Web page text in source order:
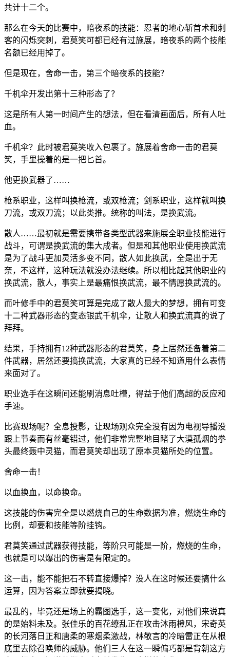
共计十二个。
那么在今天的比赛中，暗夜系的技能：忍者的地心斩首术和刺
客的闪烁突刺，君莫笑可都已经有过施展，暗夜系的两个技能
名额已经用掉了。
但是现在，舍命一击，第三个暗夜系的技能？
千机伞开发出第十三种形态了？
这是所有人第一时间产生的想法，但在看清画面后，所有人吐
血。
千机伞？此时被君莫笑收入包裹了。施展着舍命一击的君莫
笑，手里操着的是一把匕首。
他更换武器了……
枪系职业，这样叫换枪流，或双枪流；剑系职业，这样就叫换
刀流，或双刀流；以此类推。统称的叫法，是换武流。
散人……最初就是需要携带各类型武器来施展全职业技能进行
战斗，可谓是换武流的集大成者。但是和其他职业使用换武流
是为了战斗更加灵活多变不同，散人如此换武，全是出于无
奈，不这样，这种玩法就没办法继续。所以相比起其他职业的
换武流，散人，事实上是最痛恨换武流，最不情愿换武流的。
而叶修手中的君莫笑可算是完成了散人最大的梦想，拥有可变
十二种武器形态的变态银武千机伞，让散人和换武流真的说了
拜拜。
结果，手持拥有12种武器形态的君莫笑，身上居然还备着第二
件武器，居然还要搞换武流，大家真的已经不知道用什么表情
来面对了。
职业选手在这瞬间还能刷消息吐槽，得益于他们高超的反应和
手速。
比赛现场呢？全息投影，让现场观众完全没有因为电视导播没
跟上节奏而有丝毫错过，他们非常完整地目睹了大漠孤烟的拳
头最终轰中灵猫，而君莫笑却出现了原本灵猫所处的位置。
舍命一击！
以血换血，以命换命。
这技能的伤害完全是以燃烧自己的生命数据为准，燃烧生命的
比例，却要和技能等阶挂钩。
君莫笑通过武器获得技能，等阶只可能是一阶，燃烧的生命，
也就是可以爆出的伤害是有限定的。
这一击，能不能把石不转直接爆掉？没人在这时候还要搞什么
运算，因为答案立即就要揭晓。
最乱的，毕竟还是场上的霸图选手，这一变化，对他们来说真
的是始料未及。张佳乐的百花缭乱正在攻击沐雨橙风，宋奇英
的长河落日正和唐柔的寒烟柔激战，林敬言的冷暗雷正在从根
底里去除召唤师的威胁。他们三人在这一瞬偏巧都是背朝这方